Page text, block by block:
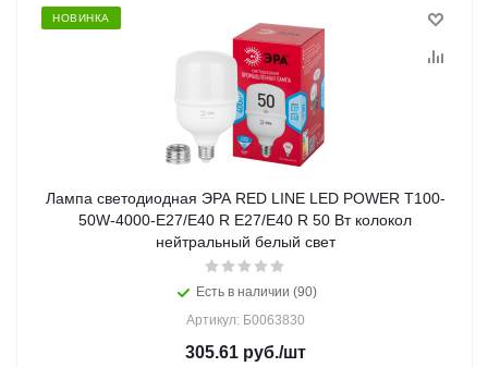
НОВИНКА
Лампа светодиодная ЭРА RED LINE LED POWER T100-
50W-4000-E27/E40 R E27/E40 R 50 Вт колокол
нейтральный белый свет
Есть в наличии (90)
Артикул: Б0063830
305.61руб./шт